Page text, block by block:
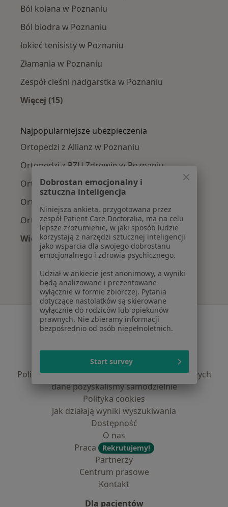
Ból kolana w Poznaniu
Ból biodra w Poznaniu
łokieć tenisisty w Poznaniu
Złamania w Poznaniu
Zespół cieśni nadgarstka w Poznaniu
Więcej (15)
Najpopularniejsze ubezpieczenia
Ortopedzi z Allianz w Poznaniu
Ortopedzi z PZU Zdrowie w Poznaniu
Ortopedzi z Enel-med w Poznaniu
Ortopedzi z NFZ w Poznaniu
Ortopedzi z LUX MED w Poznaniu
Więcej (7)
Więcej w kategorii: Najpopularniejsze
Serwis
Polityka prywatności pacjentów
Polityka prywatności profesjonalistów
Polityka prywatności dla profesjonalistów, których
dane pozyskaliśmy samodzielnie
Polityka cookies
Jak działają wyniki wyszukiwania
Dostępność
O nas
Praca
Rekrutujemy!
Partnerzy
Centrum prasowe
Kontakt
Dla pacjentów
Dobrostan emocjonalny i
sztuczna inteligencja
Niniejsza ankieta, przygotowana przez
zespół Patient Care Doctoralia, ma na celu
lepsze zrozumienie, w jaki sposób ludzie
korzystają z narzędzi sztucznej inteligencji
jako wsparcia dla swojego dobrostanu
emocjonalnego i zdrowia psychicznego.
Udział w ankiecie jest anonimowy, a wyniki
będą analizowane i prezentowane
wyłącznie w formie zbiorczej. Pytania
dotyczące nastolatków są skierowane
wyłącznie do rodziców lub opiekunów
prawnych. Nie zbieramy informacji
bezpośrednio od osób niepełnoletnich.
Start survey